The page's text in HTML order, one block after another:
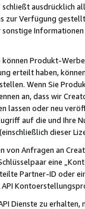
ausdrücklich
zur Verfügung
Produkt-
erteilt haben,
Wenn Sie
an, dass wir
lassen oder neu
auf die und Ihre
dieser
Anfragen an
eine
Partner-ID oder
Dienste zu